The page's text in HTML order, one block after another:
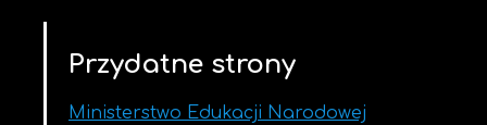
Przydatne strony
Ministerstwo Edukacji Narodowej